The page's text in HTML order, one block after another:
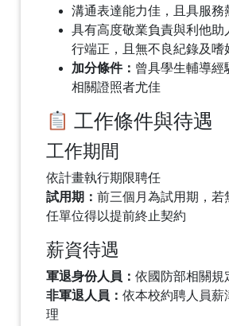
溝通表達能力佳，且具服務
具有高度敬業負責與利他助
行端正，且無不良紀錄及嗜
加分條件： 曾具學生輔導經
相關證照者尤佳
工作條件與待遇
工作期間
依計畫執行期限聘任
試用期： 前三個月為試用期，若
任單位得以提前終止契約
薪資待遇
軍退身份人員： 依國防部相關規
非軍退人員： 依本校約聘人員薪
理